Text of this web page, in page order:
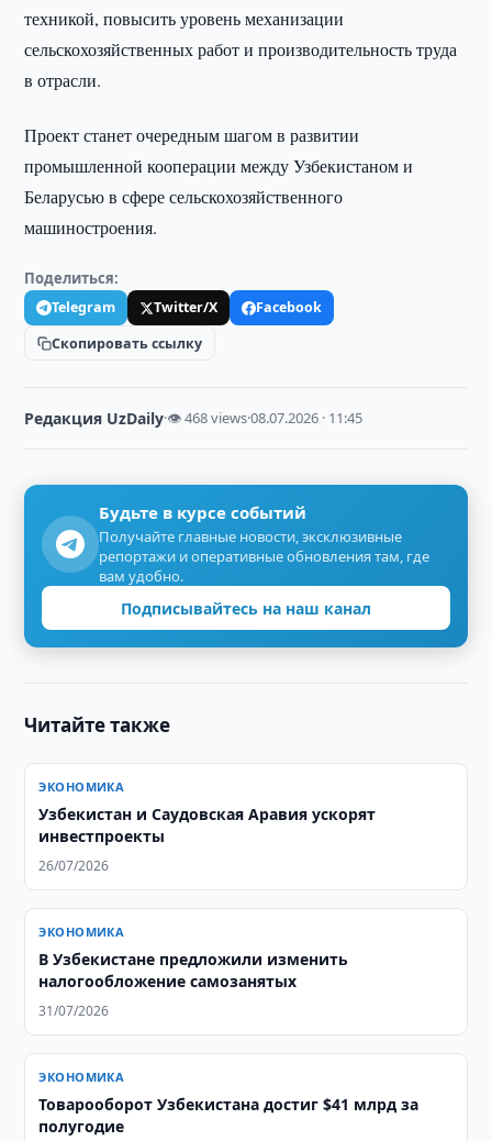
техникой, повысить уровень механизации
сельскохозяйственных работ и производительность труда
в отрасли.
Проект станет очередным шагом в развитии
промышленной кооперации между Узбекистаном и
Беларусью в сфере сельскохозяйственного
машиностроения.
Поделиться:
Telegram Twitter/X
Facebook
Скопировать ссылку
Редакция UzDaily·👁 468 views·08.07.2026 · 11:45
Будьте в курсе событий
Получайте главные новости, эксклюзивные
репортажи и оперативные обновления там, где
вам удобно.
Подписывайтесь на наш канал
Читайте также
ЭКОНОМИКА
Узбекистан и Саудовская Аравия ускорят
инвестпроекты
26/07/2026
ЭКОНОМИКА
В Узбекистане предложили изменить
налогообложение самозанятых
31/07/2026
ЭКОНОМИКА
Товарооборот Узбекистана достиг $41 млрд за
полугодие